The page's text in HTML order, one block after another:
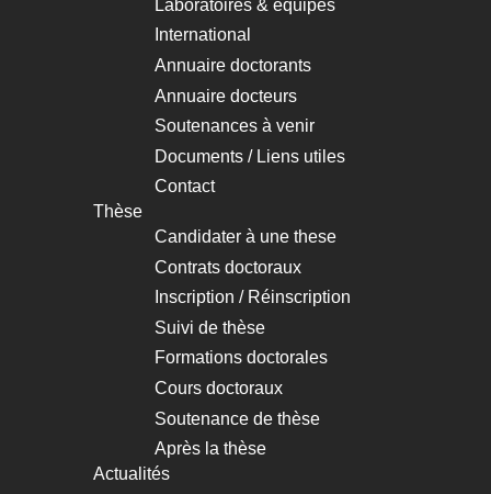
Laboratoires & équipes
International
Annuaire doctorants
Annuaire docteurs
Soutenances à venir
Documents / Liens utiles
Contact
Thèse
Candidater à une these
Contrats doctoraux
Inscription / Réinscription
Suivi de thèse
Formations doctorales
Cours doctoraux
Soutenance de thèse
Après la thèse
Actualités